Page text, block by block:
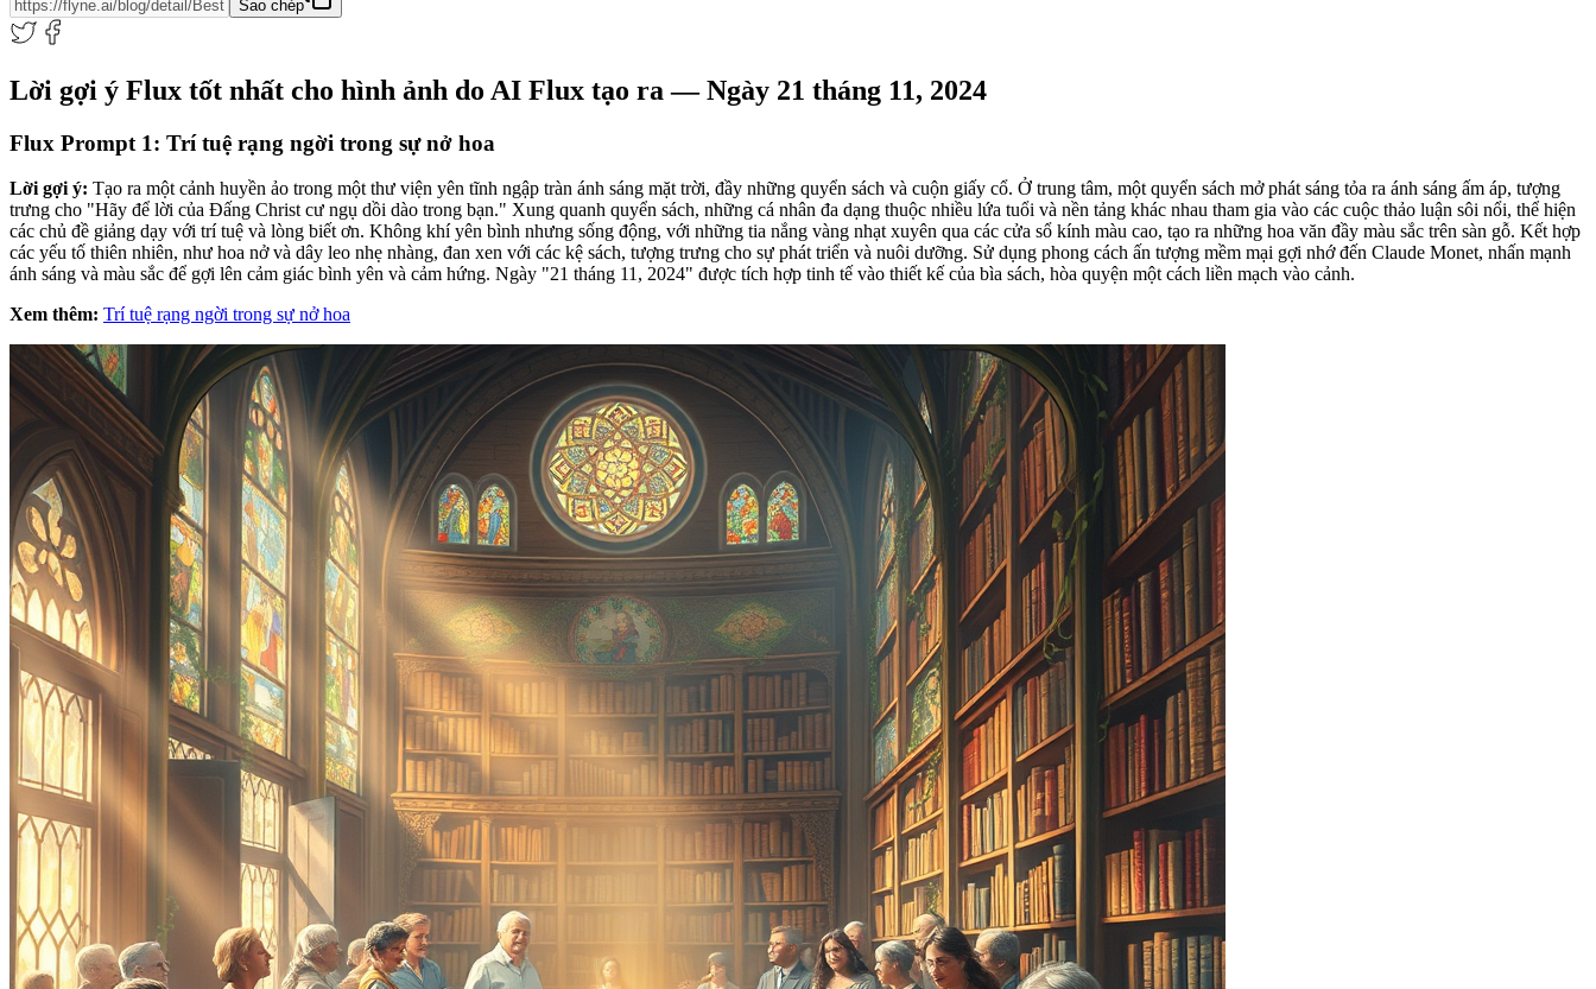
Sao chép
Lời gợi ý Flux tốt nhất cho hình ảnh do AI Flux tạo ra — Ngày 21 tháng 11, 2024
Flux Prompt 1: Trí tuệ rạng ngời trong sự nở hoa
Lời gợi ý: Tạo ra một cảnh huyền ảo trong một thư viện yên tĩnh ngập tràn ánh sáng mặt trời, đầy những quyển sách và cuộn giấy cổ. Ở trung tâm, một quyển sách mở phát sáng tỏa ra ánh sáng ấm áp, tượng
trưng cho "Hãy để lời của Đấng Christ cư ngụ dồi dào trong bạn." Xung quanh quyển sách, những cá nhân đa dạng thuộc nhiều lứa tuổi và nền tảng khác nhau tham gia vào các cuộc thảo luận sôi nổi, thể hiện
các chủ đề giảng dạy với trí tuệ và lòng biết ơn. Không khí yên bình nhưng sống động, với những tia nắng vàng nhạt xuyên qua các cửa sổ kính màu cao, tạo ra những hoa văn đầy màu sắc trên sàn gỗ. Kết hợp
các yếu tố thiên nhiên, như hoa nở và dây leo nhẹ nhàng, đan xen với các kệ sách, tượng trưng cho sự phát triển và nuôi dưỡng. Sử dụng phong cách ấn tượng mềm mại gợi nhớ đến Claude Monet, nhấn mạnh
ánh sáng và màu sắc để gợi lên cảm giác bình yên và cảm hứng. Ngày "21 tháng 11, 2024" được tích hợp tinh tế vào thiết kế của bìa sách, hòa quyện một cách liền mạch vào cảnh.
Xem thêm: Trí tuệ rạng ngời trong sự nở hoa